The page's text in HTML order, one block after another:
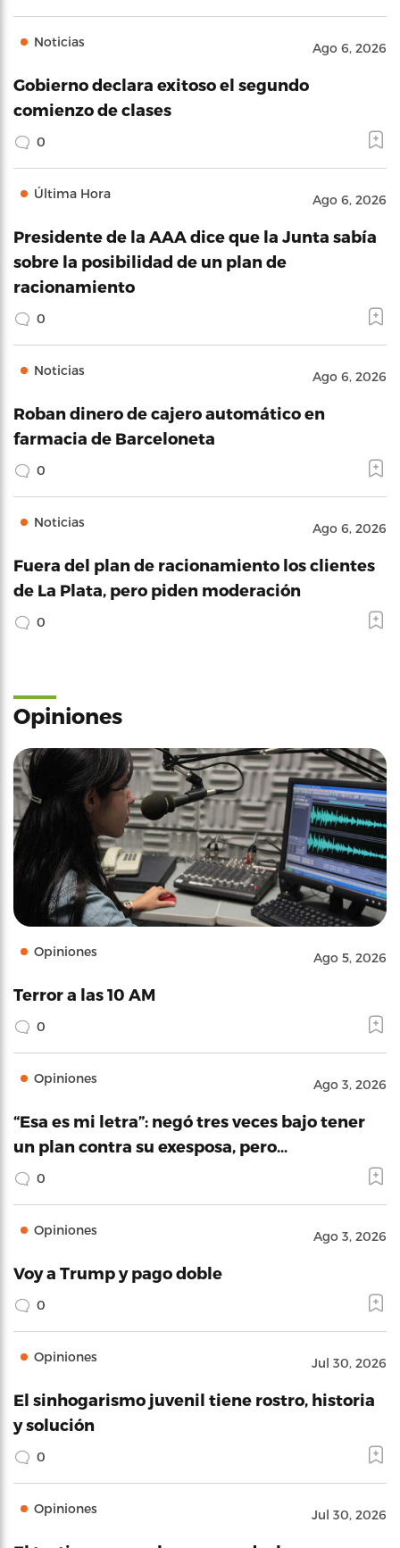
Noticias Ago 6, 2026
Gobierno declara exitoso el segundo
comienzo de clases
0
Última Hora Ago 6, 2026
Presidente de la AAA dice que la Junta sabía
sobre la posibilidad de un plan de
racionamiento
0
Noticias Ago 6, 2026
Roban dinero de cajero automático en
farmacia de Barceloneta
0
Noticias Ago 6, 2026
Fuera del plan de racionamiento los clientes
de La Plata, pero piden moderación
0
Opiniones
Opiniones Ago 5, 2026
Terror a las 10 AM
0
Opiniones Ago 3, 2026
“Esa es mi letra”: negó tres veces bajo tener
un plan contra su exesposa, pero…
0
Opiniones Ago 3, 2026
Voy a Trump y pago doble
0
Opiniones Jul 30, 2026
El sinhogarismo juvenil tiene rostro, historia
y solución
0
Opiniones Jul 30, 2026